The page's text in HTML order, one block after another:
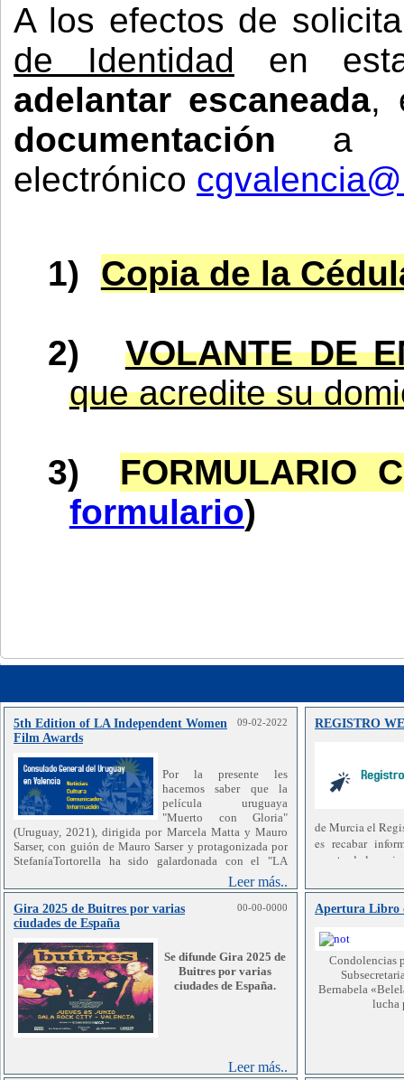
A los efectos de
de Identidad en
adelantar escaneada,
documentación a
electrónico
1) Copia de la
2)
VOLANTE DE
que acredite su
3) FORMULARIO
formulario)
5th Edition of LA Independent Women
Film Awards
09-02-2022
Por la presente les
hacemos saber que la
película uruguaya
"Muerto con Gloria"
(Uruguay, 2021), dirigida por Marcela Matta y Mauro
Sarser, con guión de Mauro Sarser y protagonizada por
StefaníaTortorella ha sido galardonada con el "LA
(https://www.laindiesmagazine.com/.../la-independent-
women...
Se trata de un festival internacional emergente que se ha
dedicado a seleccionar y promover talentos femeninos
de los EE. UU. y de todo el mundo. El festival también
ofrece proyecciones en línea durante todo el año a todos
La película ha despertado el interés de grandes
Leer más..
REGISTRO
de Murcia el
es recabar
exacto de los
sea lo más
analizar,
ciertos y que
país elaborar
de los
elaboración de
datos que se
Gira 2025 de Buitres por varias
ciudades de España
00-00-0000
Se difunde Gira 2025 de
Buitres por varias
ciudades de España.
Leer más..
Apertura Libro
Condolencias
Bernabela
lucha